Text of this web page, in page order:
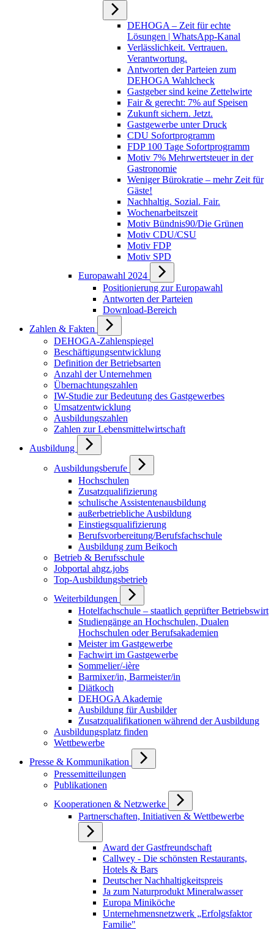
DEHOGA – Zeit für echte
Lösungen | WhatsApp-Kanal
Verlässlichkeit. Vertrauen.
Verantwortung.
Antworten der Parteien zum
DEHOGA Wahlcheck
Gastgeber sind keine Zettelwirte
Fair & gerecht: 7% auf Speisen
Zukunft sichern. Jetzt.
Gastgewerbe unter Druck
CDU Sofortprogramm
FDP 100 Tage Sofortprogramm
Motiv 7% Mehrwertsteuer in der
Gastronomie
Weniger Bürokratie – mehr Zeit für
Gäste!
Nachhaltig. Sozial. Fair.
Wochenarbeitszeit
Motiv Bündnis90/Die Grünen
Motiv CDU/CSU
Motiv FDP
Motiv SPD
Europawahl 2024
Positionierung zur Europawahl
Antworten der Parteien
Download-Bereich
Zahlen & Fakten
DEHOGA-Zahlenspiegel
Beschäftigungsentwicklung
Definition der Betriebsarten
Anzahl der Unternehmen
Übernachtungszahlen
IW-Studie zur Bedeutung des Gastgewerbes
Umsatzentwicklung
Ausbildungszahlen
Zahlen zur Lebensmittelwirtschaft
Ausbildung
Ausbildungsberufe
Hochschulen
Zusatzqualifizierung
schulische Assistentenausbildung
außerbetriebliche Ausbildung
Einstiegsqualifizierung
Berufsvorbereitung/Berufsfachschule
Ausbildung zum Beikoch
Betrieb & Berufsschule
Jobportal ahgz.jobs
Top-Ausbildungsbetrieb
Weiterbildungen
Hotelfachschule – staatlich geprüfter Betriebswirt
Studiengänge an Hochschulen, Dualen
Hochschulen oder Berufsakademien
Meister im Gastgewerbe
Fachwirt im Gastgewerbe
Sommelier/-ière
Barmixer/in, Barmeister/in
Diätkoch
DEHOGA Akademie
Ausbildung für Ausbilder
Zusatzqualifikationen während der Ausbildung
Ausbildungsplatz finden
Wettbewerbe
Presse & Kommunikation
Pressemitteilungen
Publikationen
Kooperationen & Netzwerke
Partnerschaften, Initiativen & Wettbewerbe
Award der Gastfreundschaft
Callwey - Die schönsten Restaurants,
Hotels & Bars
Deutscher Nachhaltigkeitspreis
Ja zum Naturprodukt Mineralwasser
Europa Miniköche
Unternehmensnetzwerk „Erfolgsfaktor
Familie"